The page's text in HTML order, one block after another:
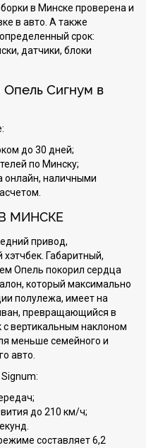
в Минске проверена и
в авто. А также
срок:
датчики, блоки
Опель Сигнум в
до 30 дней;
по Минску;
онлайн, наличными
В МИНСКЕ
привод,
Габаритный,
Опель покорил сердца
который максимально
полулежа, имеет на
превращающийся в
с вертикальным наклоном
меньше семейного и
авто.
до 210 км/ч;
составляет 6,2